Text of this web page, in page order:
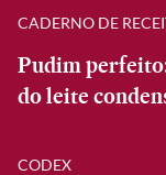
CADERNO DE
Pudim
do leite
CODEX